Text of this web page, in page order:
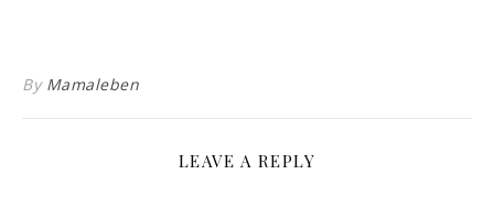
By Mamaleben
LEAVE A REPLY